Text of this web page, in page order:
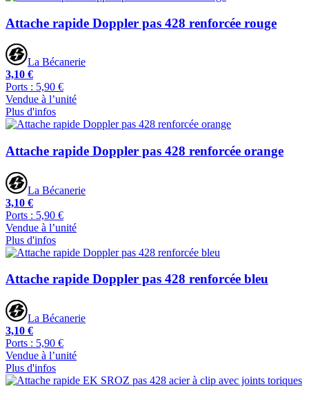
Attache rapide Doppler pas 428 renforcée rouge
La Bécanerie
3,10 €
Ports : 5,90 €
Vendue à l’unité
Plus d'infos
Attache rapide Doppler pas 428 renforcée orange
La Bécanerie
3,10 €
Ports : 5,90 €
Vendue à l’unité
Plus d'infos
Attache rapide Doppler pas 428 renforcée bleu
La Bécanerie
3,10 €
Ports : 5,90 €
Vendue à l’unité
Plus d'infos